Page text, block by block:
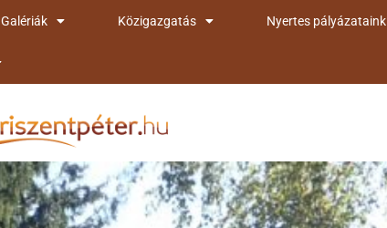
Galériák Közigazgatás Nyertes pályázataink